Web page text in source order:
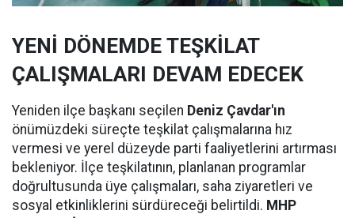
YENİ DÖNEMDE TEŞKİLAT
ÇALIŞMALARI DEVAM EDECEK
Yeniden ilçe başkanı seçilen Deniz Çavdar'ın
önümüzdeki süreçte teşkilat çalışmalarına hız
vermesi ve yerel düzeyde parti faaliyetlerini artırması
bekleniyor. İlçe teşkilatının, planlanan programlar
doğrultusunda üye çalışmaları, saha ziyaretleri ve
sosyal etkinliklerini sürdüreceği belirtildi. MHP